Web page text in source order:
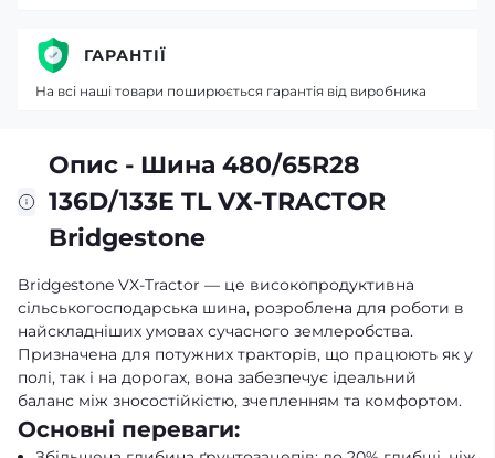
Опис - Шина 480/65R28
136D/133E TL VХ-TRACTOR
Bridgestone
Bridgestone VX-Tractor — це високопродуктивна
сільськогосподарська шина, розроблена для роботи в
найскладніших умовах сучасного землеробства.
Призначена для потужних тракторів, що працюють як у
полі, так і на дорогах, вона забезпечує ідеальний
баланс між зносостійкістю, зчепленням та комфортом.
Основні переваги:
ГАРАНТІЇ
На всі наші товари поширюється гарантія від виробника